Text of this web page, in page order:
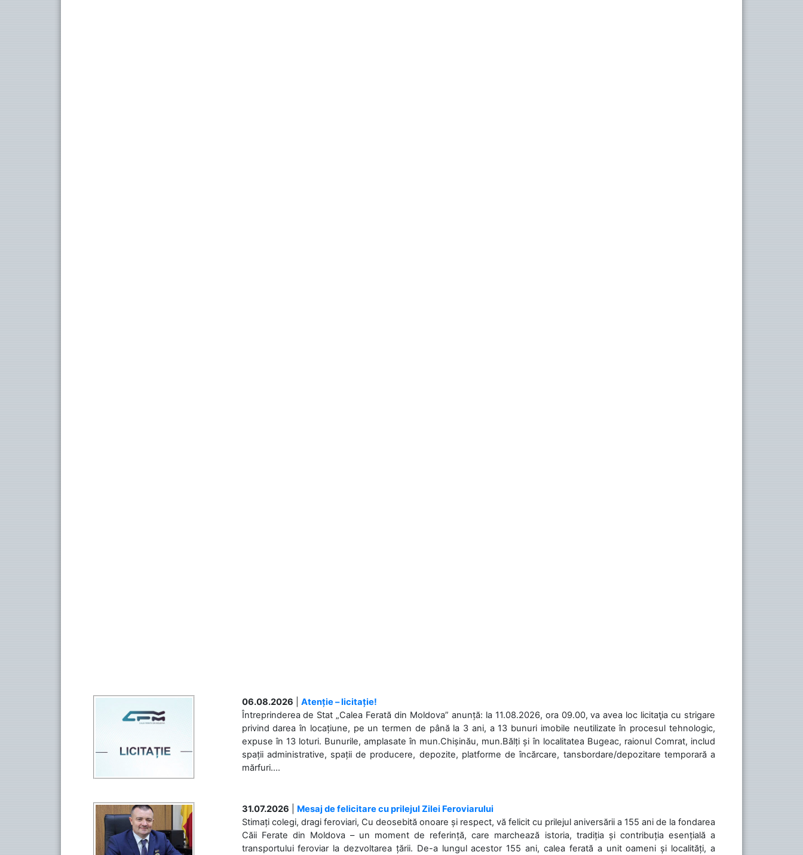
06.08.2026
Atenție – licitație!
Întreprinderea de Stat „Calea Ferată din Moldova” anunță: la 11.08.2026, ora 09.00, va avea loc licitaţia cu strigare
privind darea în locațiune, pe un termen de până la 3 ani, a 13 bunuri imobile neutilizate în procesul tehnologic,
expuse în 13 loturi. Bunurile, amplasate în mun.Chișinău, mun.Bălți și în localitatea Bugeac, raionul Comrat, includ
spații administrative, spații de producere, depozite, platforme de încărcare, tansbordare/depozitare temporară a
mărfuri....
31.07.2026
Mesaj de felicitare cu prilejul Zilei Feroviarului
Stimați colegi, dragi feroviari, Cu deosebită onoare și respect, vă felicit cu prilejul aniversării a 155 ani de la fondarea
Căii Ferate din Moldova – un moment de referință, care marchează istoria, tradiția și contribuția esențială a
transportului feroviar la dezvoltarea țării. De-a lungul acestor 155 ani, calea ferată a unit oameni și localități, a